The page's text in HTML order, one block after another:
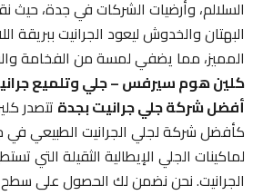
السلالم، وأرضيات الشركات في جدة، حيث
البهتان والخدوش ليعود الجرانيت ببريقة
المميز، مما يضفي لمسة من الفخامة
كلين هوم سيرفس – جلي وتلميع
أفضل شركة جلي جرانيت بجدةتتصدر
كأفضل شركة لجلي الجرانيت الطبيعي في
لماكينات الجلي الإيطالية الثقيلة التي
الجرانيت. نحن نضمن لك الحصول على سطح